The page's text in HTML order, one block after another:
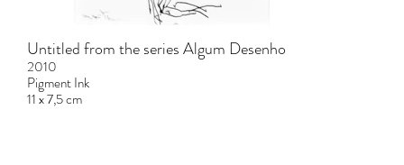
Untitled from the series Algum Desenho
2010
Pigment Ink
11 x 7,5 cm